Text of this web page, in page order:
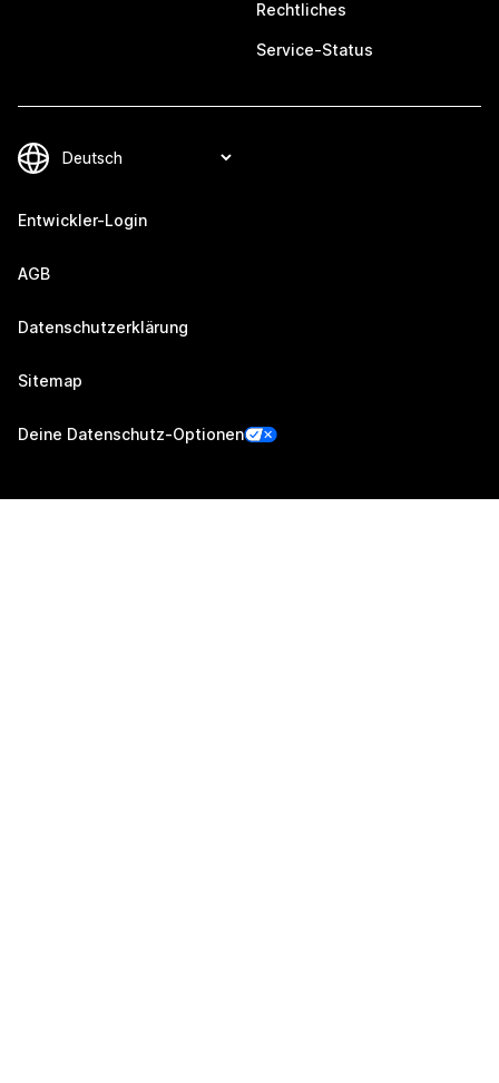
Rechtliches
Service-Status
Entwickler-Login
AGB
Datenschutzerklärung
Sitemap
Deine Datenschutz-Optionen